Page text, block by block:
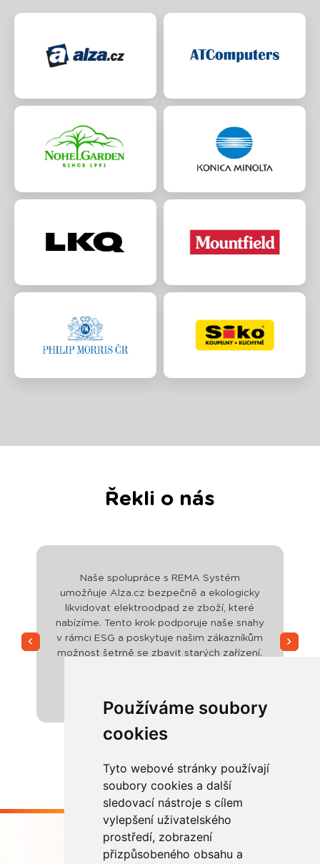
Používáme soubory
cookies
Tyto webové stránky používají
soubory cookies a další
sledovací nástroje s cílem
vylepšení uživatelského
prostředí, zobrazení
přizpůsobeného obsahu a
Řekli o nás
Naše spolupráce s REMA Systém
umožňuje Alza.cz bezpečně a ekologicky
likvidovat elektroodpad ze zboží, které
nabízíme. Tento krok podporuje naše snahy
v rámci ESG a poskytuje našim zákazníkům
možnost šetrně se zbavit starých zařízení.